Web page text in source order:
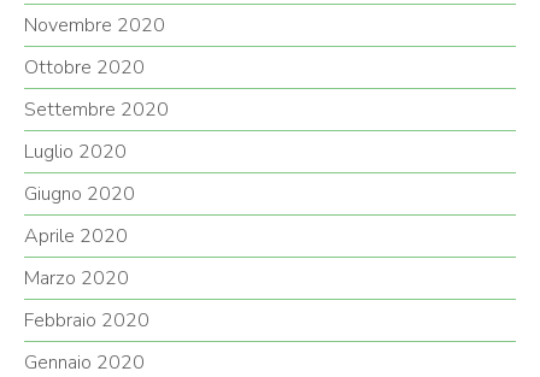
Novembre 2020
Ottobre 2020
Settembre 2020
Luglio 2020
Giugno 2020
Aprile 2020
Marzo 2020
Febbraio 2020
Gennaio 2020